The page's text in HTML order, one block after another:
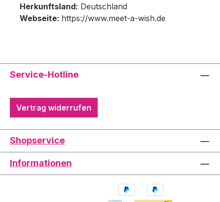
Herkunftsland: Deutschland
Webseite: https://www.meet-a-wish.de
Service-Hotline
Vertrag widerrufen
Shopservice
Informationen